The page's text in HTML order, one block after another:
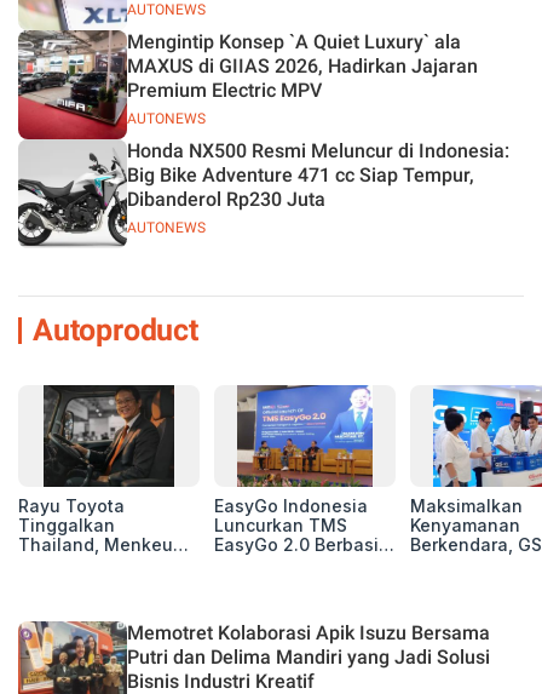
AUTONEWS
AUTONEWS
Mengintip Konsep `A Quiet Luxury` ala
MAXUS di GIIAS 2026, Hadirkan Jajaran
Premium Electric MPV
AUTONEWS
Honda NX500 Resmi Meluncur di Indonesia:
Big Bike Adventure 471 cc Siap Tempur,
Dibanderol Rp230 Juta
Autoproduct
Rayu Toyota
Tinggalkan
Thailand, Menkeu
Basis Produksi
ASEAN
EasyGo Indonesia
Luncurkan TMS
EasyGo 2.0 Berbasis
Maksimalkan
Kenyamanan
Berkendara,
2026
Memotret Kolaborasi Apik Isuzu Bersama
Putri dan Delima Mandiri yang Jadi Solusi
Bisnis Industri Kreatif